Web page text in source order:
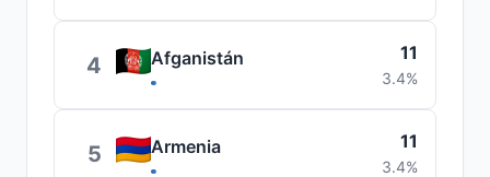
4 Afganistán 11
3.4%
5 Armenia 11
3.4%